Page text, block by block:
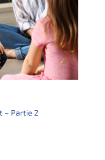
– Partie 2